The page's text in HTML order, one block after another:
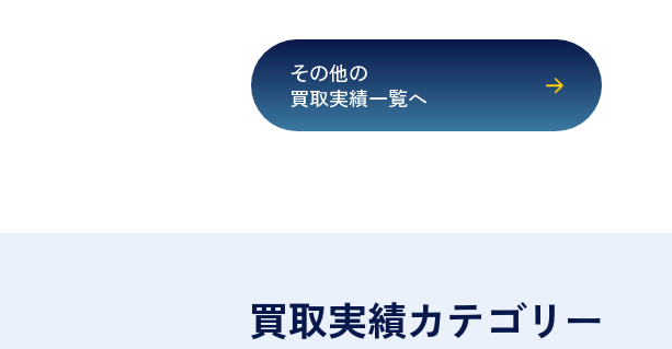
その他の
買取実績一覧へ
買取実績カテゴリー